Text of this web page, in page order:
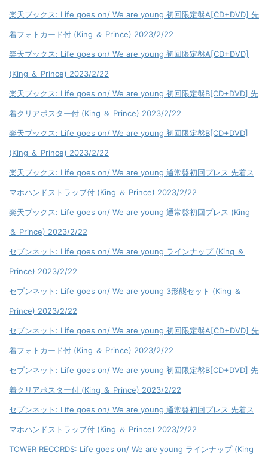
楽天ブックス: Life goes on/ We are young 初回限定盤A[CD+DVD] 先
着フォトカード付 (King ＆ Prince) 2023/2/22
楽天ブックス: Life goes on/ We are young 初回限定盤A[CD+DVD]
(King ＆ Prince) 2023/2/22
楽天ブックス: Life goes on/ We are young 初回限定盤B[CD+DVD] 先
着クリアポスター付 (King ＆ Prince) 2023/2/22
楽天ブックス: Life goes on/ We are young 初回限定盤B[CD+DVD]
(King ＆ Prince) 2023/2/22
楽天ブックス: Life goes on/ We are young 通常盤初回プレス 先着ス
マホハンドストラップ付 (King ＆ Prince) 2023/2/22
楽天ブックス: Life goes on/ We are young 通常盤初回プレス (King
＆ Prince) 2023/2/22
セブンネット: Life goes on/ We are young ラインナップ (King ＆
Prince) 2023/2/22
セブンネット: Life goes on/ We are young 3形態セット (King ＆
Prince) 2023/2/22
セブンネット: Life goes on/ We are young 初回限定盤A[CD+DVD] 先
着フォトカード付 (King ＆ Prince) 2023/2/22
セブンネット: Life goes on/ We are young 初回限定盤B[CD+DVD] 先
着クリアポスター付 (King ＆ Prince) 2023/2/22
セブンネット: Life goes on/ We are young 通常盤初回プレス 先着ス
マホハンドストラップ付 (King ＆ Prince) 2023/2/22
TOWER RECORDS: Life goes on/ We are young ラインナップ (King